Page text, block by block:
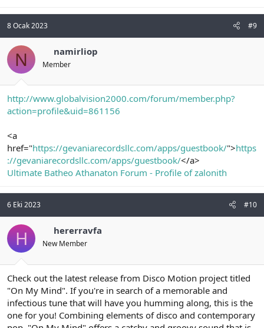
8 Ocak 2023 #9
N namirliop
Member
http://www.globalvision2000.com/forum/member.php?
action=profile&uid=861156
<a
href="https://gevaniarecordsllc.com/apps/guestbook/">https
://gevaniarecordsllc.com/apps/guestbook/</a>
Ultimate Batheo Athanaton Forum - Profile of zalonith
6 Eki 2023 #10
H hererravfa
New Member
Check out the latest release from Disco Motion project titled
"On My Mind". If you're in search of a memorable and
infectious tune that will have you humming along, this is the
one for you! Combining elements of disco and contemporary